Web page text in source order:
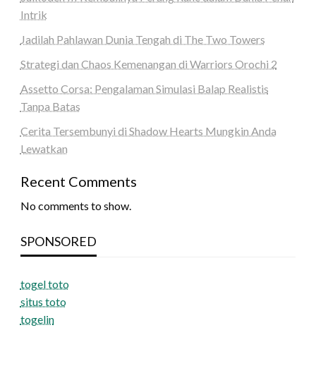
Intrik
Jadilah Pahlawan Dunia Tengah di The Two Towers
Strategi dan Chaos Kemenangan di Warriors Orochi 2
Assetto Corsa: Pengalaman Simulasi Balap Realistis
Tanpa Batas
Cerita Tersembunyi di Shadow Hearts Mungkin Anda
Lewatkan
Recent Comments
No comments to show.
SPONSORED
togel toto
situs toto
togelin